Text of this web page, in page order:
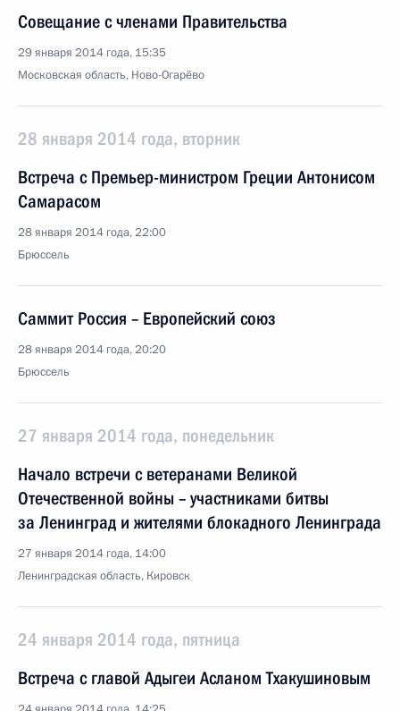
Совещание с членами Правительства
29 января 2014 года, 15:35
Московская область, Ново-Огарёво
28 января 2014 года, вторник
Встреча с Премьер-министром Греции Антонисом
Самарасом
28 января 2014 года, 22:00
Брюссель
Саммит Россия – Европейский союз
28 января 2014 года, 20:20
Брюссель
27 января 2014 года, понедельник
Начало встречи с ветеранами Великой
Отечественной войны – участниками битвы
за Ленинград и жителями блокадного Ленинграда
27 января 2014 года, 14:00
Ленинградская область, Кировск
24 января 2014 года, пятница
Встреча с главой Адыгеи Асланом Тхакушиновым